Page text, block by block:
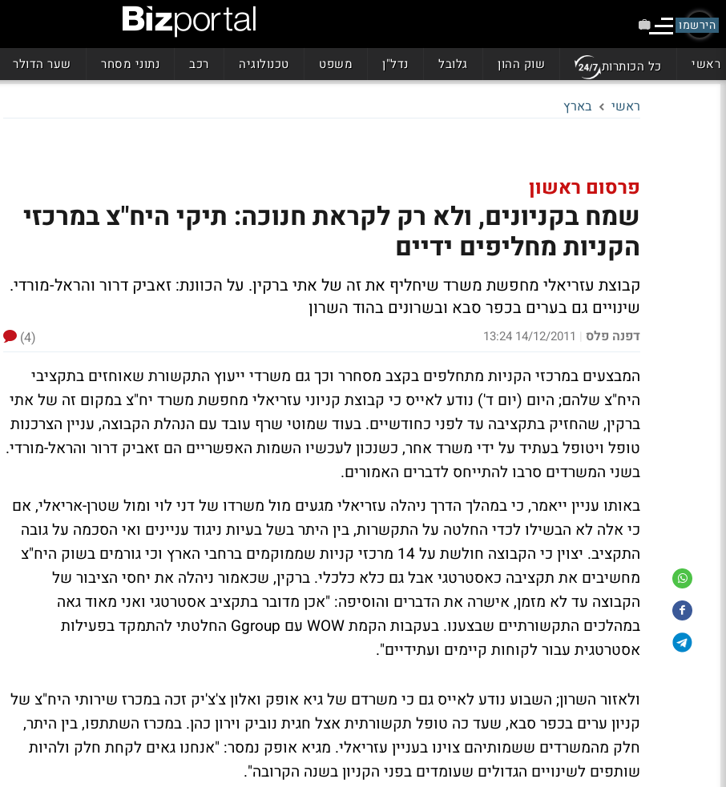
הירשמו
ראשי כל הכותרות שוק ההון גלובל נדל"ן משפט טכנולוגיה רכב נתוני מסחר שער הדולר
ראשי בארץ
פרסום ראשון
שמח בקניונים, ולא רק לקראת חנוכה: תיקי היח"צ במרכזי
הקניות מחליפים ידיים
קבוצת עזריאלי מחפשת משרד שיחליף את זה של אתי ברקין. על הכוונת: זאביק דרור והראל-מורדי.
שינויים גם בערים בכפר סבא ובשרונים בהוד השרון
דפנה פלס |
14/12/2011 13:24
(4)
המבצעים במרכזי הקניות מתחלפים בקצב מסחרר וכך גם משרדי ייעוץ התקשורת שאוחזים בתקציבי
היח"צ שלהם; היום (יום ד') נודע לאייס כי קבוצת קניוני עזריאלי מחפשת משרד יח"צ במקום זה של אתי
ברקין, שהחזיק בתקציבה עד לפני כחודשיים. בעוד שמוטי שרף עובד עם הנהלת הקבוצה, עניין הצרכנות
טופל ויטופל בעתיד על ידי משרד אחר, כשנכון לעכשיו השמות האפשריים הם זאביק דרור והראל-מורדי.
בשני המשרדים סרבו להתייחס לדברים האמורים.
באותו עניין ייאמר, כי במהלך הדרך ניהלה עזריאלי מגעים מול משרדו של דני לוי ומול שטרן-אריאלי, אם
כי אלה לא הבשילו לכדי החלטה על התקשרות, בין היתר בשל בעיות ניגוד עניינים ואי הסכמה על גובה
התקציב. יצוין כי הקבוצה חולשת על 14 מרכזי קניות שממוקמים ברחבי הארץ וכי גורמים בשוק היח"צ
מחשיבים את תקציבה כאסטרטגי אבל גם כלא כלכלי. ברקין, שכאמור ניהלה את יחסי הציבור של
הקבוצה עד לא מזמן, אישרה את הדברים והוסיפה: "אכן מדובר בתקציב אסטרטגי ואני מאוד גאה
במהלכים התקשורתיים שבצענו. בעקבות הקמת WOW עם Ggroup החלטתי להתמקד בפעילות
אסטרטגית עבור לקוחות קיימים ועתידיים".
ולאזור השרון; השבוע נודע לאייס גם כי משרדם של גיא אופק ואלון צ'צ'יק זכה במכרז שירותי היח"צ של
קניון ערים בכפר סבא, שעד כה טופל תקשורתית אצל חגית נוביק וירון כהן. במכרז השתתפו, בין היתר,
חלק מהמשרדים ששמותיהם צוינו בעניין עזריאלי. מגיא אופק נמסר: "אנחנו גאים לקחת חלק ולהיות
שותפים לשינויים הגדולים שעומדים בפני הקניון בשנה הקרובה".